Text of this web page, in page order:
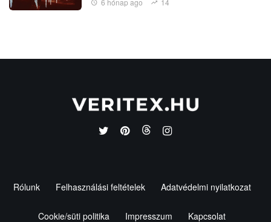
6 hónap ago 14
Rólunk Felhasználási feltételek Adatvédelmi nyilatkozat
Cookie/süti politika Impresszum Kapcsolat